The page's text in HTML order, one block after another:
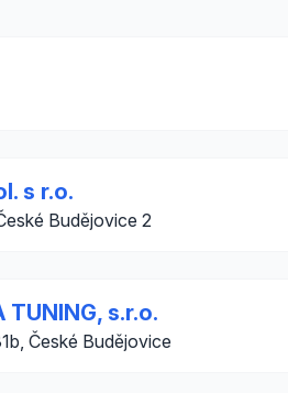
s r.o.
Budějovice 2
TUNING, s.r.o.
České Budějovice